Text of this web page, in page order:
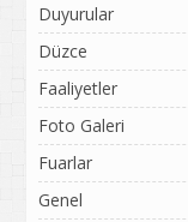
Duyurular
Düzce
Faaliyetler
Foto Galeri
Fuarlar
Genel